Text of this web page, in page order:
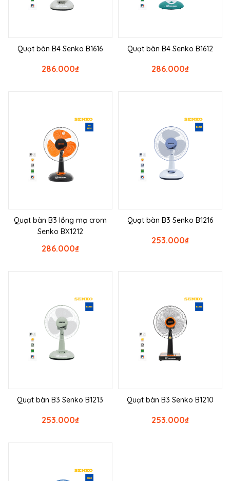
Quạt bàn B4 Senko B1616
₫
286.000
Quạt bàn B4 Senko B1612
₫
286.000
Quạt bàn B3 lồng mạ crom
Senko BX1212
₫
286.000
Quạt bàn B3 Senko B1216
₫
253.000
Quạt bàn B3 Senko B1213
₫
253.000
Quạt bàn B3 Senko B1210
₫
253.000